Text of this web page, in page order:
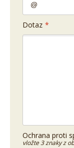
Dotaz *
Ochrana proti
vložte 3 znaky z